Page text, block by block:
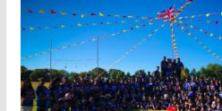
a
i
t
i
v